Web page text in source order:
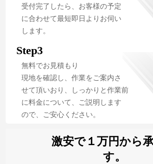
受付完了したら、お客様の予定
に合わせて最短即日よりお伺い
します。
Step3
無料でお見積もり
現地を確認し、作業をご案内さ
せて頂いおり、しっかりと作業前
に料金について、ご説明します
ので、ご安心ください。
激安で１万円から
す。